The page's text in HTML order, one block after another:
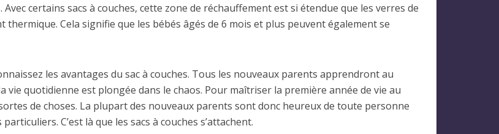
certains sacs à couches, cette zone de réchauffement est si étendue que les verres de
Cela signifie que les bébés âgés de 6 mois et plus peuvent également se
les avantages du sac à couches. Tous les nouveaux parents apprendront au
vie quotidienne est plongée dans le chaos. Pour maîtriser la première année de vie au
de choses. La plupart des nouveaux parents sont donc heureux de toute personne
C’est là que les sacs à couches s’attachent.